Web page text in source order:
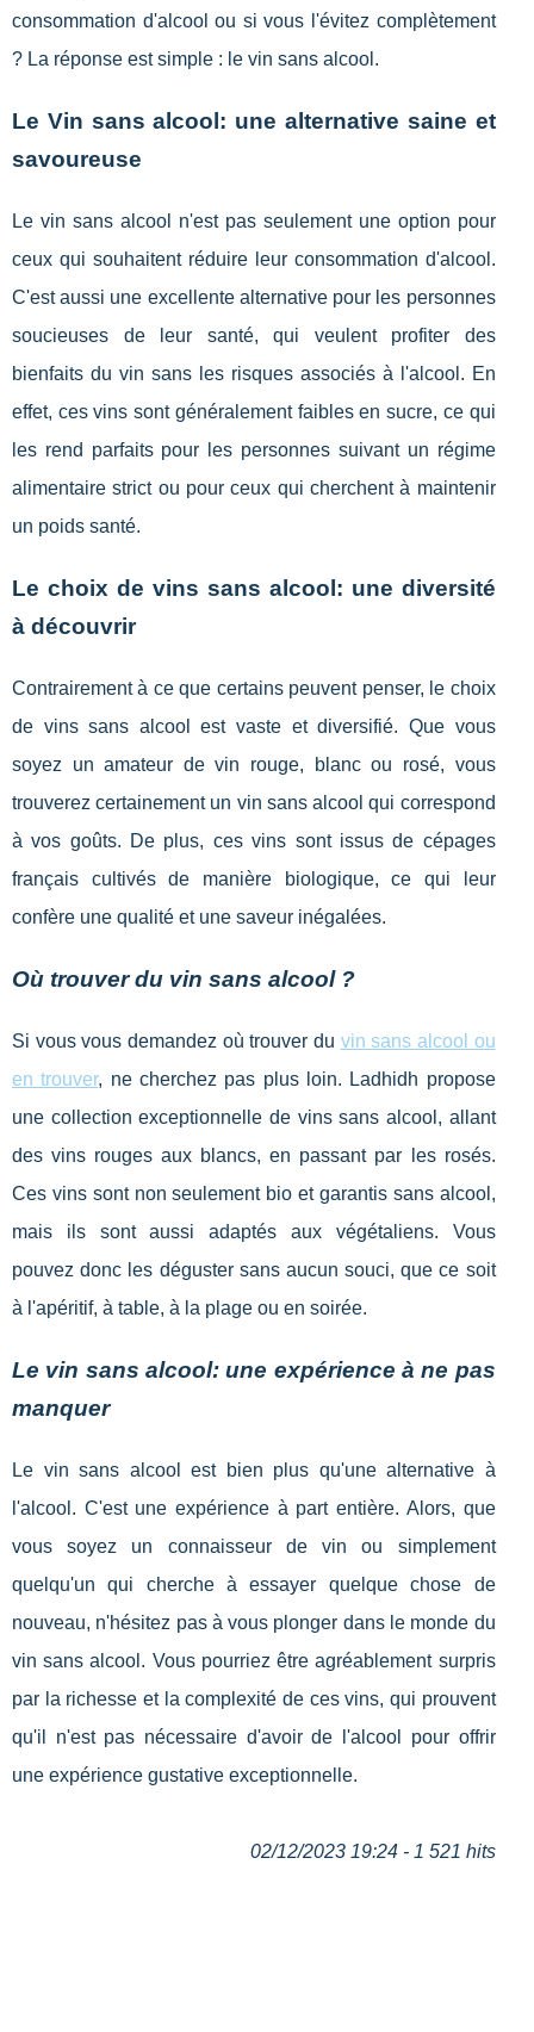
consommation d'alcool ou si vous l'évitez complètement
? La réponse est simple : le vin sans alcool.
Le Vin sans alcool: une alternative saine et
savoureuse
Le vin sans alcool n'est pas seulement une option pour
ceux qui souhaitent réduire leur consommation d'alcool.
C'est aussi une excellente alternative pour les personnes
soucieuses de leur santé, qui veulent profiter des
bienfaits du vin sans les risques associés à l'alcool. En
effet, ces vins sont généralement faibles en sucre, ce qui
les rend parfaits pour les personnes suivant un régime
alimentaire strict ou pour ceux qui cherchent à maintenir
un poids santé.
Le choix de vins sans alcool: une diversité
à découvrir
Contrairement à ce que certains peuvent penser, le choix
de vins sans alcool est vaste et diversifié. Que vous
soyez un amateur de vin rouge, blanc ou rosé, vous
trouverez certainement un vin sans alcool qui correspond
à vos goûts. De plus, ces vins sont issus de cépages
français cultivés de manière biologique, ce qui leur
confère une qualité et une saveur inégalées.
Où trouver du vin sans alcool ?
Si vous vous demandez où trouver du vin sans alcool ou
en trouver, ne cherchez pas plus loin. Ladhidh propose
une collection exceptionnelle de vins sans alcool, allant
des vins rouges aux blancs, en passant par les rosés.
Ces vins sont non seulement bio et garantis sans alcool,
mais ils sont aussi adaptés aux végétaliens. Vous
pouvez donc les déguster sans aucun souci, que ce soit
à l'apéritif, à table, à la plage ou en soirée.
Le vin sans alcool: une expérience à ne pas
manquer
Le vin sans alcool est bien plus qu'une alternative à
l'alcool. C'est une expérience à part entière. Alors, que
vous soyez un connaisseur de vin ou simplement
quelqu'un qui cherche à essayer quelque chose de
nouveau, n'hésitez pas à vous plonger dans le monde du
vin sans alcool. Vous pourriez être agréablement surpris
par la richesse et la complexité de ces vins, qui prouvent
qu'il n'est pas nécessaire d'avoir de l'alcool pour offrir
une expérience gustative exceptionnelle.
02/12/2023 19:24 - 1 521 hits